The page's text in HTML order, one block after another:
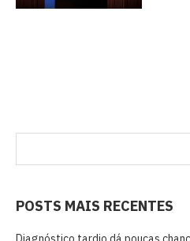
POSTS MAIS RECENTES